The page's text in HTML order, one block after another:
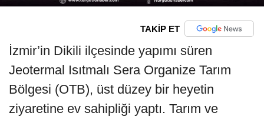
TAKİP ET
İzmir’in Dikili ilçesinde yapımı süren
Jeotermal Isıtmalı Sera Organize Tarım
Bölgesi (OTB), üst düzey bir heyetin
ziyaretine ev sahipliği yaptı. Tarım ve